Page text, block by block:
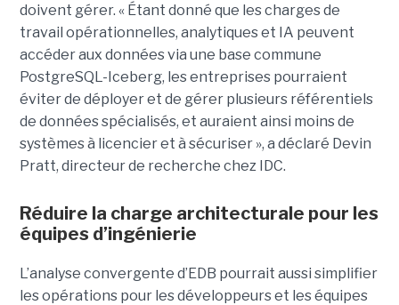
doivent gérer. « Étant donné que les charges de
travail opérationnelles, analytiques et IA peuvent
accéder aux données via une base commune
PostgreSQL-Iceberg, les entreprises pourraient
éviter de déployer et de gérer plusieurs référentiels
de données spécialisés, et auraient ainsi moins de
systèmes à licencier et à sécuriser », a déclaré Devin
Pratt, directeur de recherche chez IDC.
Réduire la charge architecturale pour les
équipes d’ingénierie
L’analyse convergente d’EDB pourrait aussi simplifier
les opérations pour les développeurs et les équipes